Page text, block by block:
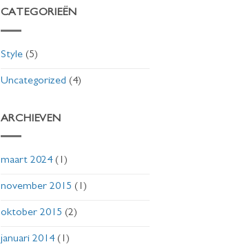
CATEGORIEËN
Style(5)
Uncategorized (4)
ARCHIEVEN
maart 2024(1)
november 2015 (1)
oktober 2015 (2)
januari 2014(1)